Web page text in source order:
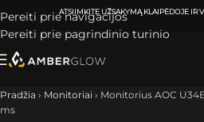
Pereiti prie navigacijos
Pereiti prie pagrindinio turinio
ATSIIMKITE UŽSAKYMĄKLAIPĖDOJE IR
Pradžia › Monitoriai › Monitorius AOC
ms